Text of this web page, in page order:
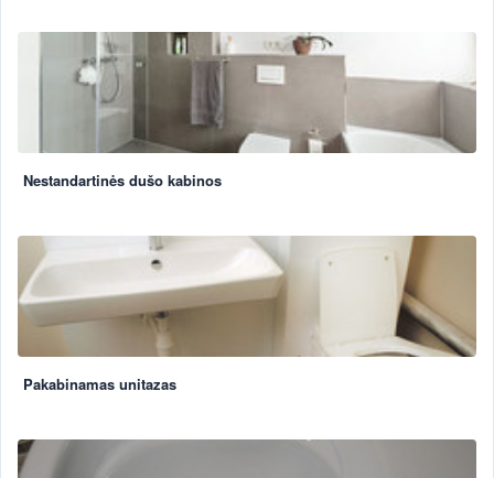
Nestandartinės dušo kabinos
Pakabinamas unitazas